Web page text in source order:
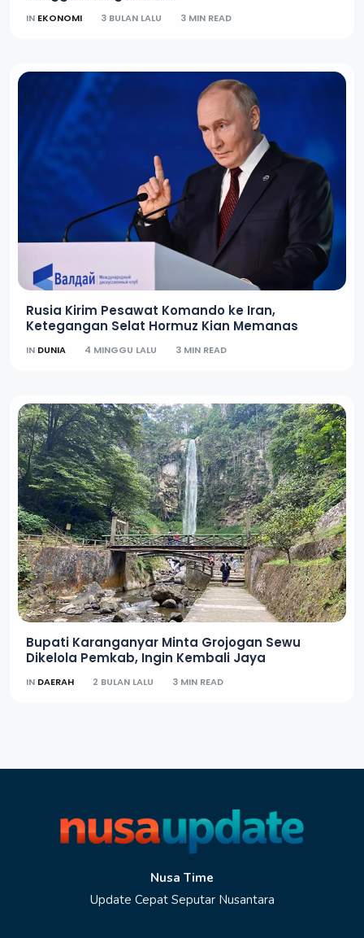
IN EKONOMI 3 BULAN LALU 3 MIN READ
Rusia Kirim Pesawat Komando ke Iran,
Ketegangan Selat Hormuz Kian Memanas
IN DUNIA 4 MINGGU LALU 3 MIN READ
Bupati Karanganyar Minta Grojogan Sewu
Dikelola Pemkab, Ingin Kembali Jaya
IN DAERAH 2 BULAN LALU 3 MIN READ
Nusa Time
Update Cepat Seputar Nusantara